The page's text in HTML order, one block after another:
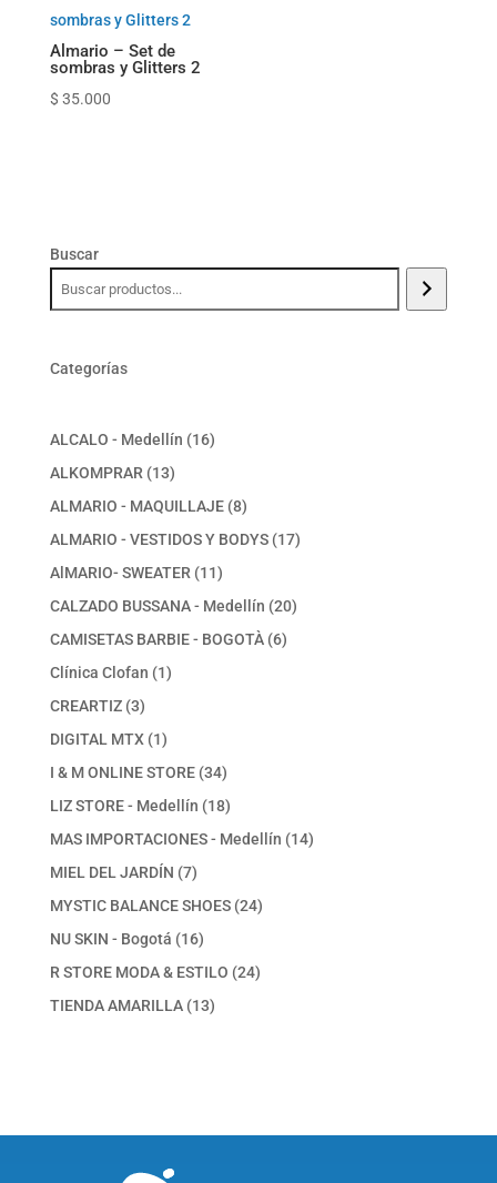
Almario – Set de
sombras y Glitters 2
$ 35.000
Buscar
Categorías
ALCALO - Medellín 1616
ALKOMPRAR 1313
productos
ALMARIO - MAQUILLAJE 88
productos
ALMARIO - VESTIDOS Y BODYS 1717
AlMARIO- SWEATER 1111
productos
CALZADO BUSSANA - Medellín 2020
CAMISETAS BARBIE - BOGOTÀ 66
Clínica Clofan 11
CREARTIZ 33
productos
DIGITAL MTX 11
producto
I & M ONLINE STORE 3434
productos
LIZ STORE - Medellín 1818
productos
MAS IMPORTACIONES - Medellín 1414
MIEL DEL JARDÍN 77
productos
MYSTIC BALANCE SHOES 2424
NU SKIN - Bogotá 1616
productos
R STORE MODA & ESTILO 2424
TIENDA AMARILLA 1313